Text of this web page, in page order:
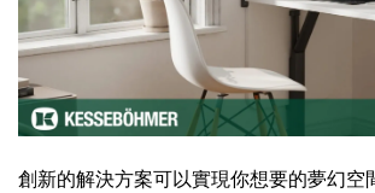
Kessebohmer
(3)
價格
(HK$)
創新的解決方案可以實現你想要的夢幻